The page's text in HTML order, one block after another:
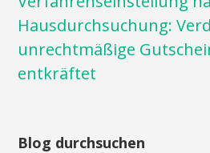
Hausdurchsuchung:
unrechtmäßige
entkräftet
Blog durchsuchen